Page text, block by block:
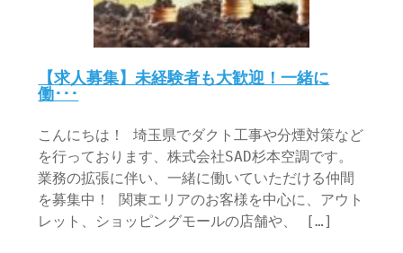
【求人募集】未経験者も大歓迎！一緒に
働･･･
こんにちは！ 埼玉県でダクト工事や分煙対策など
を行っております、株式会社SAD杉本空調です。
業務の拡張に伴い、一緒に働いていただける仲間
を募集中！ 関東エリアのお客様を中心に、アウト
レット、ショッピングモールの店舗や、 […]